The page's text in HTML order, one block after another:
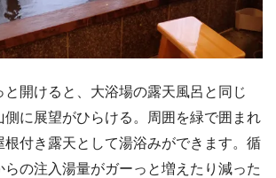
と開けると、大浴場の露天風呂と同じ
側に展望がひらける。周囲を緑で囲まれ
根付き露天として湯浴みができます。循
の注入湯量がガーっと増えたり減った